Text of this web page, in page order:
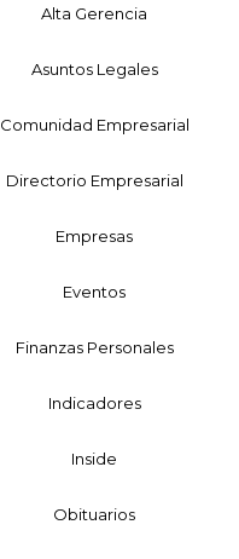
Alta Gerencia
Asuntos Legales
Comunidad Empresarial
Directorio Empresarial
Empresas
Eventos
Finanzas Personales
Indicadores
Inside
Obituarios